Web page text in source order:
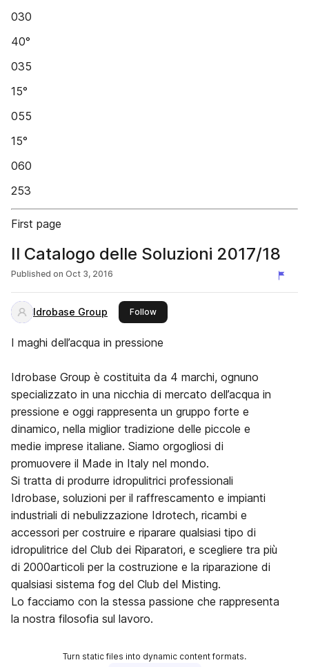
030
40°
035
15°
055
15°
060
253
First page
Il Catalogo delle Soluzioni 2017/18
Published on Oct 3, 2016
Idrobase Group Followthis publisher
I maghi dell’acqua in pressione
Idrobase Group è costituita da 4 marchi, ognuno
specializzato in una nicchia di mercato dell’acqua in
pressione e oggi rappresenta un gruppo forte e
dinamico, nella miglior tradizione delle piccole e
medie imprese italiane. Siamo orgogliosi di
promuovere il Made in Italy nel mondo.
Si tratta di produrre idropulitrici professionali
Idrobase, soluzioni per il raffrescamento e impianti
industriali di nebulizzazione Idrotech, ricambi e
accessori per costruire e riparare qualsiasi tipo di
idropulitrice del Club dei Riparatori, e scegliere tra più
di 2000articoli per la costruzione e la riparazione di
qualsiasi sistema fog del Club del Misting.
Lo facciamo con la stessa passione che rappresenta
la nostra filosofia sul lavoro.
Turn static files into dynamic content formats.